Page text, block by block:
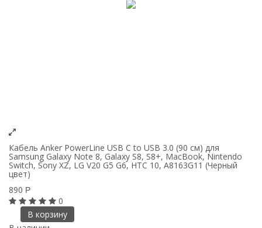
Кабель Anker PowerLine USB C to USB 3.0 (90 см) для
Samsung Galaxy Note 8, Galaxy S8, S8+, MacBook, Nintendo
Switch, Sony XZ, LG V20 G5 G6, HTC 10, A8163G11 (Черный
цвет)
890 Р
0
В корзину